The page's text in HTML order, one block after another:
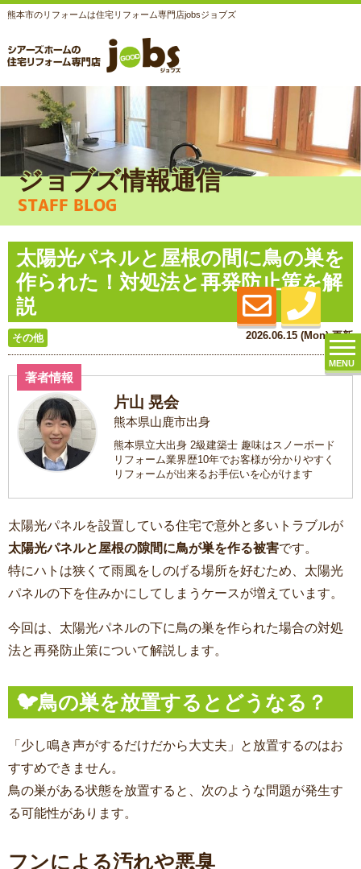
熊本市のリフォームは住宅リフォーム専門店jobsジョブズ
MENU
ジョブズ情報通信
STAFF BLOG
太陽光パネルと屋根の間に鳥の巣を
作られた！対処法と再発防止策を解
説
その他 2026.06.15 (Mon) 更新
著者情報
片山 晃会
熊本県山鹿市出身
熊本県立大出身 2級建築士 趣味はスノーボード
リフォーム業界歴10年でお客様が分かりやすく
リフォームが出来るお手伝いを心がけます
太陽光パネルを設置している住宅で意外と多いトラブルが
太陽光パネルと屋根の隙間に鳥が巣を作る被害です。
特にハトは狭くて雨風をしのげる場所を好むため、太陽光
パネルの下を住みかにしてしまうケースが増えています。
今回は、太陽光パネルの下に鳥の巣を作られた場合の対処
法と再発防止策について解説します。
🐦鳥の巣を放置するとどうなる？
「少し鳴き声がするだけだから大丈夫」と放置するのはお
すすめできません。
鳥の巣がある状態を放置すると、次のような問題が発生す
る可能性があります。
フンによる汚れや悪臭